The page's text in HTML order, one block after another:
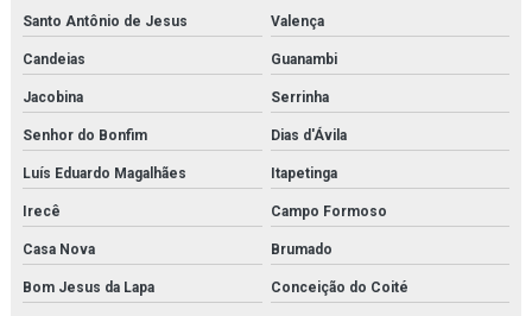
Purificador para sistema de ar de respiração orçamento
Pvg 120
Pvg 32
Revendedora de elemento filtrante
Revendedora de filtro de cartucho
Revendedora de filtro coalescente
Revendedora de filtro finite
Santo Antônio de Jesus Valença
Candeias Guanambi
Jacobina Serrinha
Senhor do Bonfim Dias d'Ávila
Luís Eduardo Magalhães Itapetinga
Irecê Campo Formoso
Casa Nova Brumado
Bom Jesus da Lapa Conceição do Coité